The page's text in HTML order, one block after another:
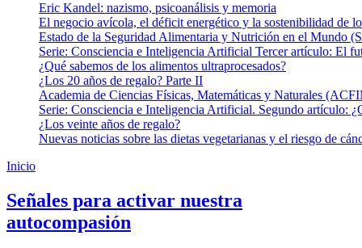
Eric Kandel: nazismo, psicoanálisis y memoria
El negocio avícola, el déficit energético y la sostenibilidad de
Estado de la Seguridad Alimentaria y Nutrición en el Mundo
Serie: Consciencia e Inteligencia Artificial Tercer artículo: El
¿Qué sabemos de los alimentos ultraprocesados?
¿Los 20 años de regalo? Parte II
Academia de Ciencias Físicas, Matemáticas y Naturales
Serie: Consciencia e Inteligencia Artificial. Segundo artículo:
¿Los veinte años de regalo?
Nuevas noticias sobre las dietas vegetarianas y el riesgo de
Inicio
Señales para activar nuestra
autocompasión